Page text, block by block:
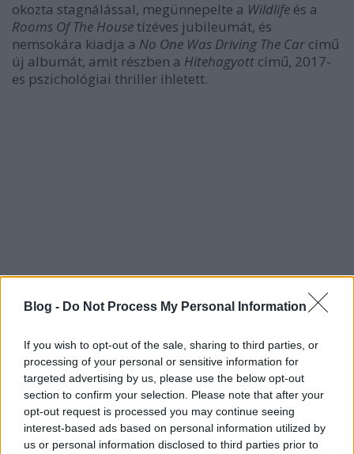
Blog - Do Not Process My Personal Information
If you wish to opt-out of the sale, sharing to third parties, or
processing of your personal or sensitive information for
targeted advertising by us, please use the below opt-out
section to confirm your selection. Please note that after your
opt-out request is processed you may continue seeing
interest-based ads based on personal information utilized by
us or personal information disclosed to third parties prior to
okozta stagnálással, megünnepelte a Wildlife és a
Rooms Of The House tízéves jubileumát, és
nemsokára kiadja a No One Was Driving The Car című
új albumát, amit részben a Hitehagyott című, 2017-
es pszichológiai thriller ihletett.